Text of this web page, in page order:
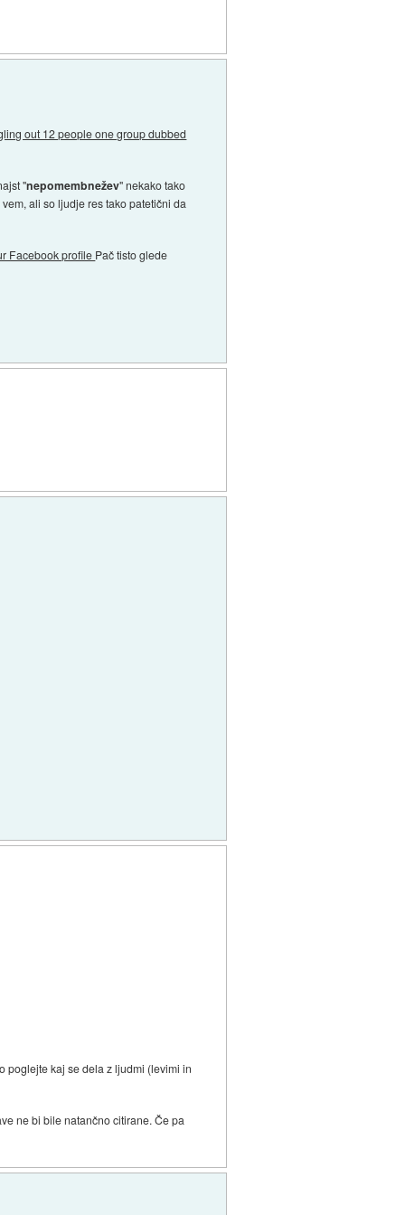
out 12 people one group dubbed
"nepomembnežev" nekako tako
ali so ljudje res tako patetični da
Facebook profile Pač tisto glede
poglejte kaj se dela z ljudmi (levimi in
ne bi bile natančno citirane. Če pa